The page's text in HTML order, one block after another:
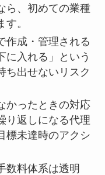
ら、初めての業種
。
作成・管理される
に入れる」という
ち出せないリスク
かったときの対応
り返しになる代理
標未達時のアクシ
数料体系は透明